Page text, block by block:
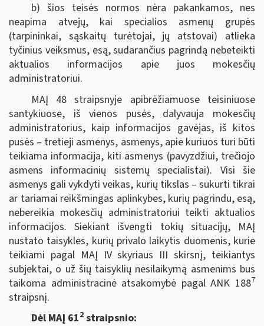
b) šios teisės normos nėra pakankamos, nes
neapima atvejų, kai specialios asmenų grupės
(tarpininkai, sąskaitų turėtojai, jų atstovai) atlieka
tyčinius veiksmus, esą, sudarančius pagrindą nebeteikti
aktualios informacijos apie juos mokesčių
administratoriui.
MAĮ 48 straipsnyje apibrėžiamuose teisiniuose
santykiuose, iš vienos pusės, dalyvauja mokesčių
administratorius, kaip informacijos gavėjas, iš kitos
pusės – tretieji asmenys, asmenys, apie kuriuos turi būti
teikiama informacija, kiti asmenys (pavyzdžiui, trečiojo
asmens informacinių sistemų specialistai). Visi šie
asmenys gali vykdyti veikas, kurių tikslas – sukurti tikrai
ar tariamai reikšmingas aplinkybes, kurių pagrindu, esą,
nebereikia mokesčių administratoriui teikti aktualios
informacijos. Siekiant išvengti tokių situacijų, MAĮ
nustato taisykles, kurių privalo laikytis duomenis, kurie
teikiami pagal MAĮ IV skyriaus III skirsnį, teikiantys
subjektai, o už šių taisyklių nesilaikymą asmenims bus
taikoma administracinė atsakomybė pagal ANK 1887
straipsnį.
Dėl MAĮ 612straipsnio: